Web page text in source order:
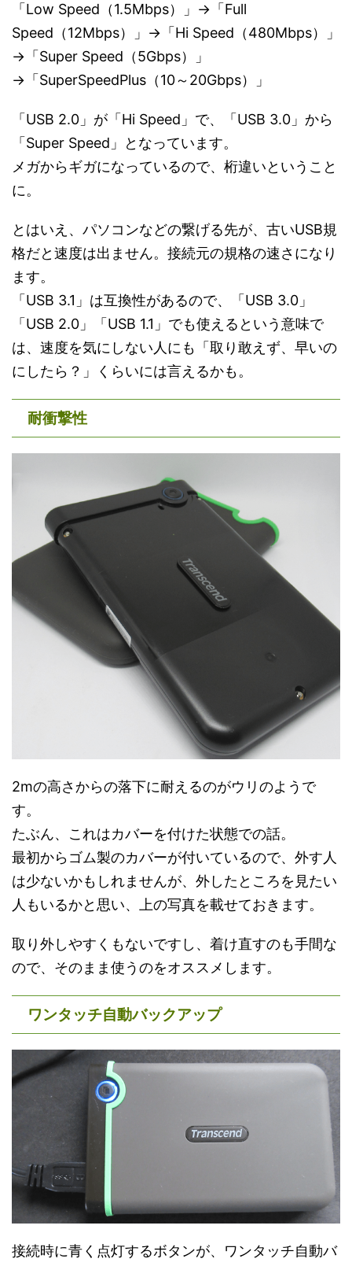
「Low Speed（1.5Mbps）」→「Full
Speed（12Mbps）」→「Hi Speed（480Mbps）」
→「Super Speed（5Gbps）」
→「SuperSpeedPlus（10～20Gbps）」
「USB 2.0」が「Hi Speed」で、「USB 3.0」から
「Super Speed」となっています。
メガからギガになっているので、桁違いということ
に。
とはいえ、パソコンなどの繋げる先が、古いUSB規
格だと速度は出ません。接続元の規格の速さになり
ます。
「USB 3.1」は互換性があるので、「USB 3.0」
「USB 2.0」「USB 1.1」でも使えるという意味で
は、速度を気にしない人にも「取り敢えず、早いの
にしたら？」くらいには言えるかも。
耐衝撃性
2mの高さからの落下に耐えるのがウリのようで
す。
たぶん、これはカバーを付けた状態での話。
最初からゴム製のカバーが付いているので、外す人
は少ないかもしれませんが、外したところを見たい
人もいるかと思い、上の写真を載せておきます。
取り外しやすくもないですし、着け直すのも手間な
ので、そのまま使うのをオススメします。
ワンタッチ自動バックアップ
接続時に青く点灯するボタンが、ワンタッチ自動バ